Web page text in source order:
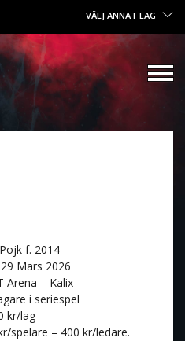
VÄLJ ANNAT LAG
f. 2014
Mars 2026
Arena – Kalix
i seriespel
kr/lag
spelare – 400 kr/ledare.